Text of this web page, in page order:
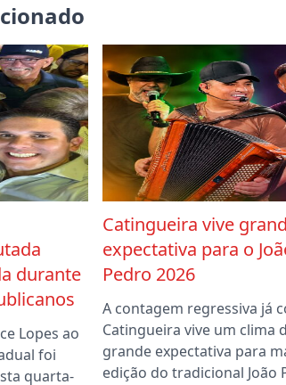
durante
Lopes ao
foi
quarta-
Catingueira vive
expectativa para o
Pedro 2026
A contagem regressiva já
Catingueira vive um clima
grande expectativa para
edição do tradicional João